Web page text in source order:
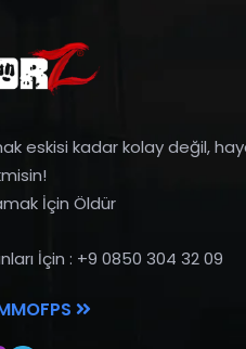
eskisi kadar kolay değil,
İçin Öldür
İçin : +9 0850 304 32 09